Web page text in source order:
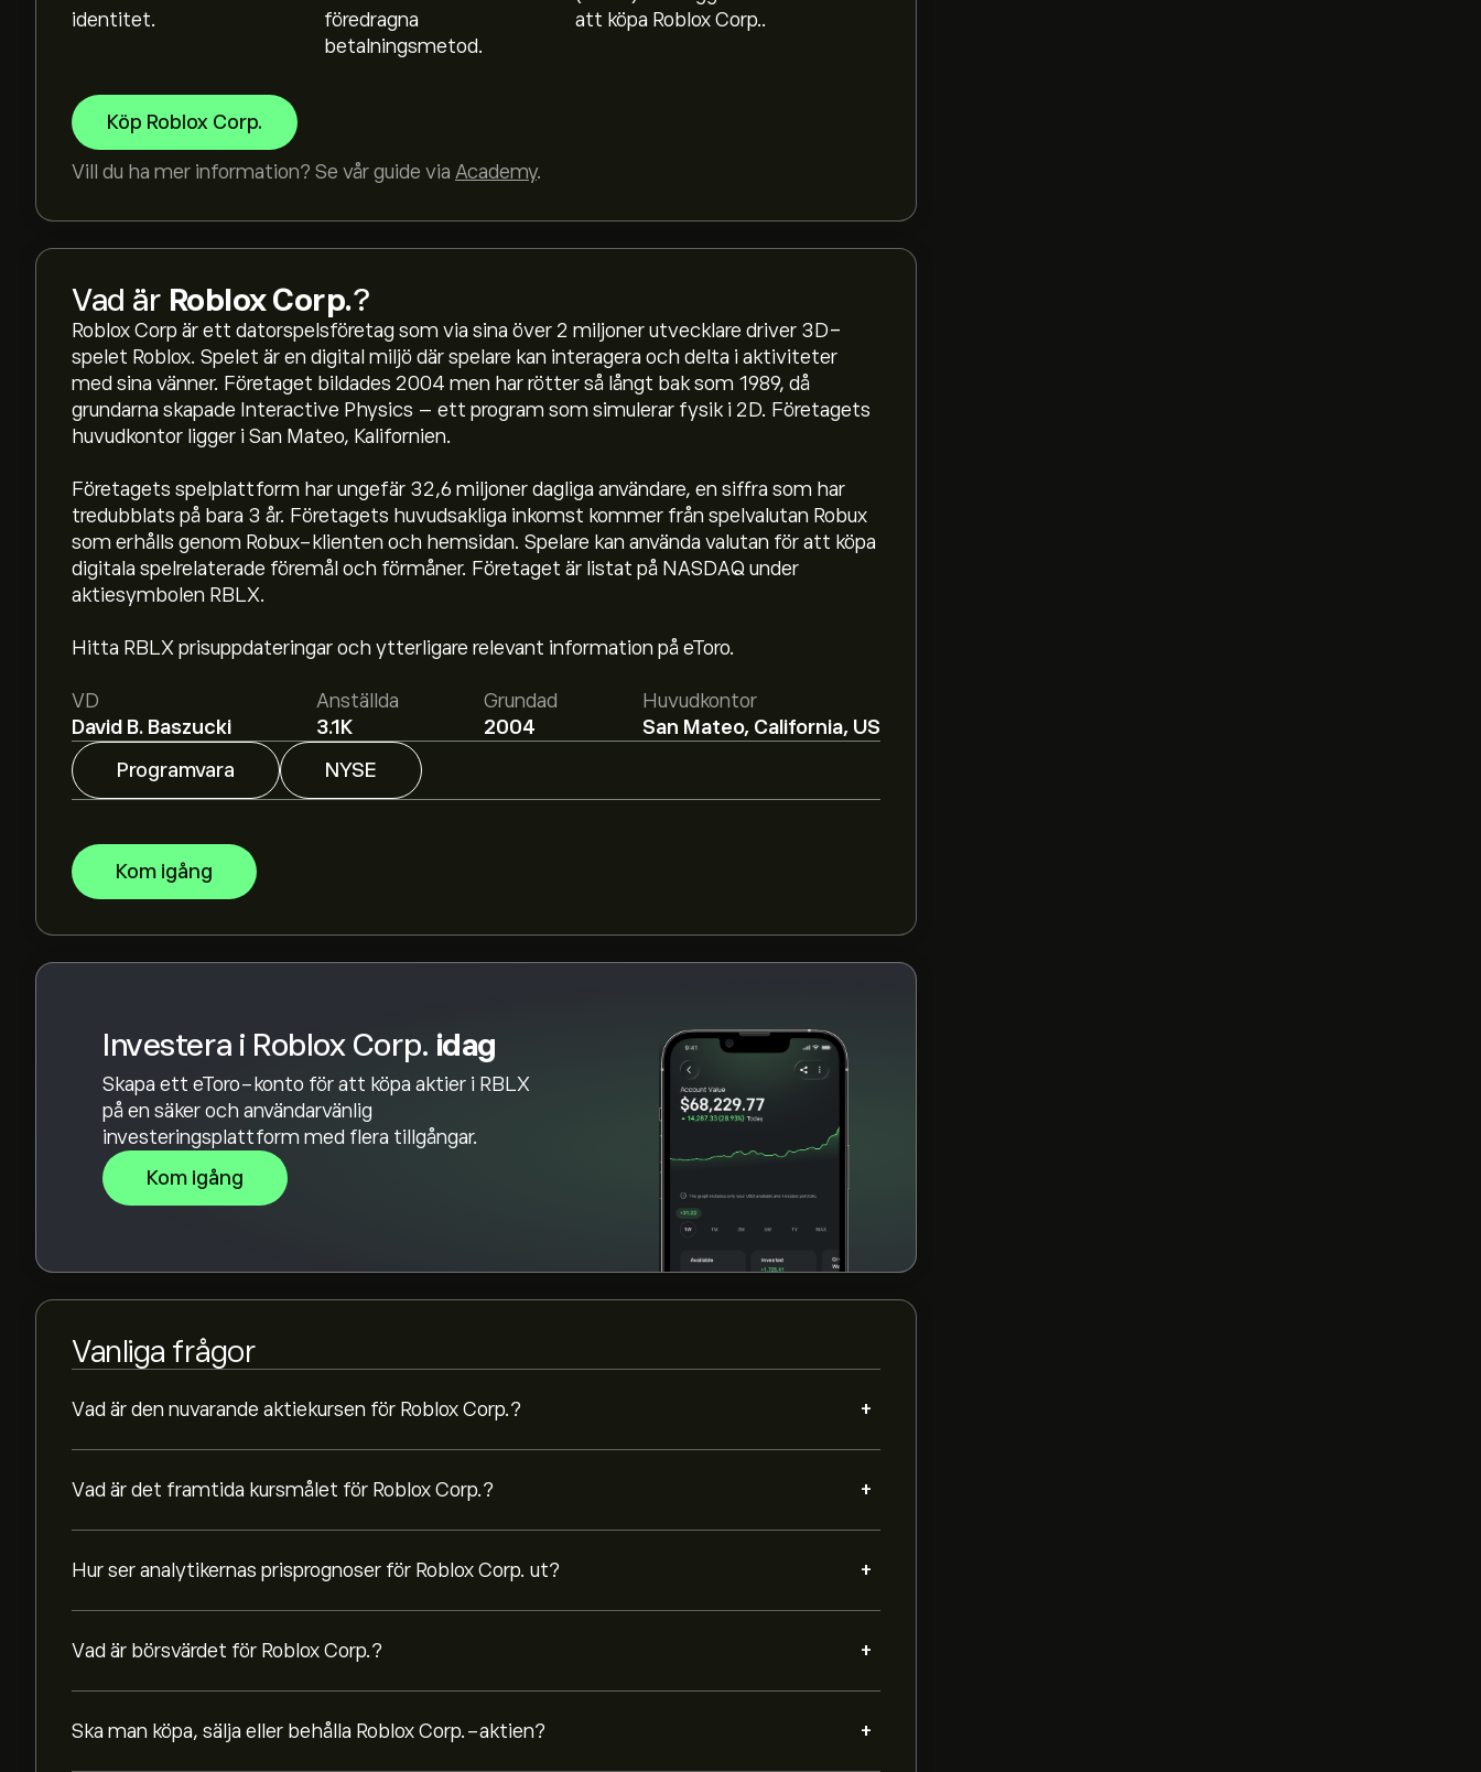
identitet.
föredragna
betalningsmetod.
att köpa Roblox Corp..
Köp Roblox Corp.
Vill du ha mer information? Se vår guide via Academy.
Vad är Roblox Corp.?
Roblox Corp är ett datorspelsföretag som via sina över 2 miljoner utvecklare driver 3D-
spelet Roblox. Spelet är en digital miljö där spelare kan interagera och delta i aktiviteter
med sina vänner. Företaget bildades 2004 men har rötter så långt bak som 1989, då
grundarna skapade Interactive Physics – ett program som simulerar fysik i 2D. Företagets
huvudkontor ligger i San Mateo, Kalifornien.
Företagets spelplattform har ungefär 32,6 miljoner dagliga användare, en siffra som har
tredubblats på bara 3 år. Företagets huvudsakliga inkomst kommer från spelvalutan Robux
som erhålls genom Robux-klienten och hemsidan. Spelare kan använda valutan för att köpa
digitala spelrelaterade föremål och förmåner. Företaget är listat på NASDAQ under
aktiesymbolen RBLX.
Hitta RBLX prisuppdateringar och ytterligare relevant information på eToro.
VD
David B. Baszucki
Anställda
3.1K
Grundad
2004
Huvudkontor
San Mateo, California, US
Programvara
NYSE
Kom igång
Investera i Roblox Corp. idag
Skapa ett eToro-konto för att köpa aktier i RBLX
på en säker och användarvänlig
investeringsplattform med flera tillgångar.
Kom igång
Vanliga frågor
Vad är den nuvarande aktiekursen för Roblox Corp.? +
Aktiekursen live för RBLX är 36.70‎$‎.
Vad är det framtida kursmålet för Roblox Corp.? +
detaljerade prisprognoser och kursmål från framstående aktieanalytiker.
Hur ser analytikernas prisprognoser för Roblox Corp. ut? +
Aktieanalytiker erbjuder prisprognoser för Roblox Corp. baserat på marknadstrender,
finansiella rapporter och förväntad tillväxt. Se den senaste prognosen för framtida
prisrörelser.
Vad är börsvärdet för Roblox Corp.? +
Börsvärdet för Roblox Corp. är 25.85B‎$‎
Ska man köpa, sälja eller behålla Roblox Corp.-aktien? +
Baserat på rekommendationer från 18 analytiker för RBLX de senaste 3 månaderna är den
övergripande bedömningen Måttligt köp